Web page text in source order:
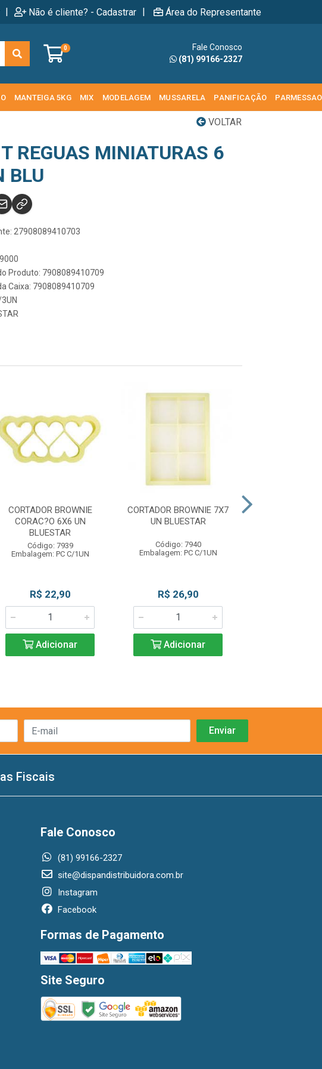
| Não é cliente? - Cadastrar | Área do Representante
0
Fale Conosco
(81) 99166-2327
MANTEIGA 5KG MIX MODELAGEM MUSSARELA PANIFICAÇÃO PARMESSAO
VOLTAR
REGUAS MINIATURAS 6
BLU
27908089410703
Produto: 7908089410709
Caixa: 7908089410709
CORTADOR BROWNIE
CORAC?O 6X6 UN
BLUESTAR
Código: 7939
Embalagem: PC C/1UN
R$ 22,90
Adicionar
CORTADOR BROWNIE 7X7
UN BLUESTAR
Código: 7940
Embalagem: PC C/1UN
R$ 26,90
Adicionar
Fiscais
Fale Conosco
(81) 99166-2327
site@dispandistribuidora.com.br
Instagram
Facebook
Formas de Pagamento
Site Seguro